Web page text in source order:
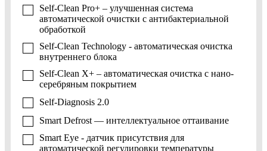
Self-Clean Pro+ – улучшенная система
автоматической очистки с антибактериальной
обработкой
Self-Clean Technology - автоматическая очистка
внутреннего блока
Self-Clean X+ – автоматическая очистка с нано-
серебряным покрытием
Self-Diagnosis 2.0
Smart Defrost — интеллектуальное оттаивание
Smart Eye - датчик присутствия для
автоматической регулировки температуры